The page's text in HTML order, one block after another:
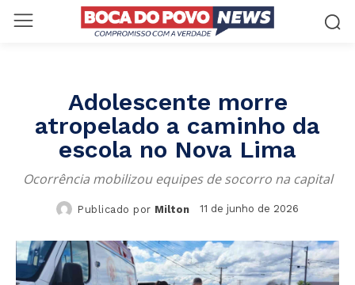
Adolescente morre
atropelado a caminho da
escola no Nova Lima
Ocorrência mobilizou equipes de socorro na capital
Publicado por Milton 11 de junho de 2026